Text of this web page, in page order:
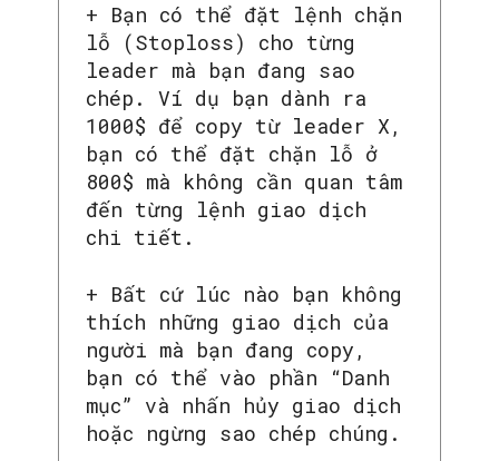
+ Bạn có thể đặt lệnh chặn
lỗ (Stoploss) cho từng
leader mà bạn đang sao
chép. Ví dụ bạn dành ra
1000$ để copy từ leader X,
bạn có thể đặt chặn lỗ ở
800$ mà không cần quan tâm
đến từng lệnh giao dịch
chi tiết.
+ Bất cứ lúc nào bạn không
thích những giao dịch của
người mà bạn đang copy,
bạn có thể vào phần “Danh
mục” và nhấn hủy giao dịch
hoặc ngừng sao chép chúng.